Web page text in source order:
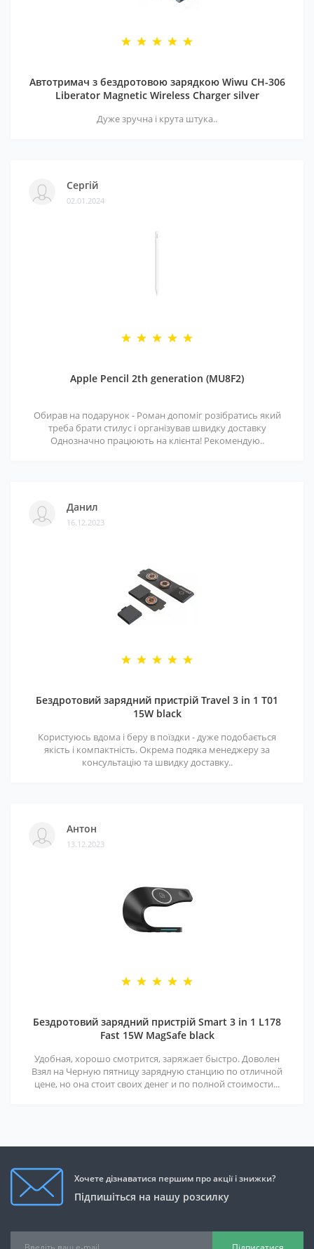
Автотримач з бездротовою зарядкою Wiwu CH-306
Liberator Magnetic Wireless Charger silver
Дуже зручна і крута штука..
Сергій
02.01.2024
Apple Pencil 2th generation (MU8F2)
Обирав на подарунок - Роман допоміг розібратись який
треба брати стилус і організував швидку доставку
Однозначно працюють на клієнта! Рекомендую..
Данил
16.12.2023
Бездротовий зарядний пристрій Travel 3 in 1 T01
15W black
Користуюсь вдома і беру в поїздки - дуже подобається
якість і компактність. Окрема подяка менеджеру за
консультацію та швидку доставку..
Антон
13.12.2023
Бездротовий зарядний пристрій Smart 3 in 1 L178
Fast 15W MagSafe black
Удобная, хорошо смотрится, заряжает быстро. Доволен
Взял на Черную пятницу зарядную станцию по отличной
цене, но она стоит своих денег и по полной стоимости...
Хочете дізнаватися першим про акції і знижки?
Підпишіться на нашу розсилку